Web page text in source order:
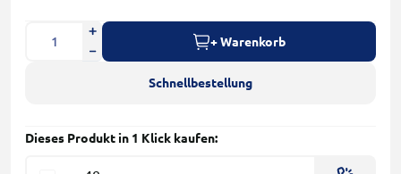
+ Warenkorb
Schnellbestellung
Dieses Produkt in 1 Klick kaufen: